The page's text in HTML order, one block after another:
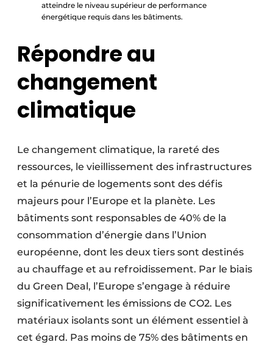
atteindre le niveau supérieur de performance
énergétique requis dans les bâtiments.
Répondre au
changement
climatique
Le changement climatique, la rareté des
ressources, le vieillissement des infrastructures
et la pénurie de logements sont des défis
majeurs pour l’Europe et la planète. Les
bâtiments sont responsables de 40% de la
consommation d’énergie dans l’Union
européenne, dont les deux tiers sont destinés
au chauffage et au refroidissement. Par le biais
du Green Deal, l’Europe s’engage à réduire
significativement les émissions de CO2. Les
matériaux isolants sont un élément essentiel à
cet égard. Pas moins de 75% des bâtiments en